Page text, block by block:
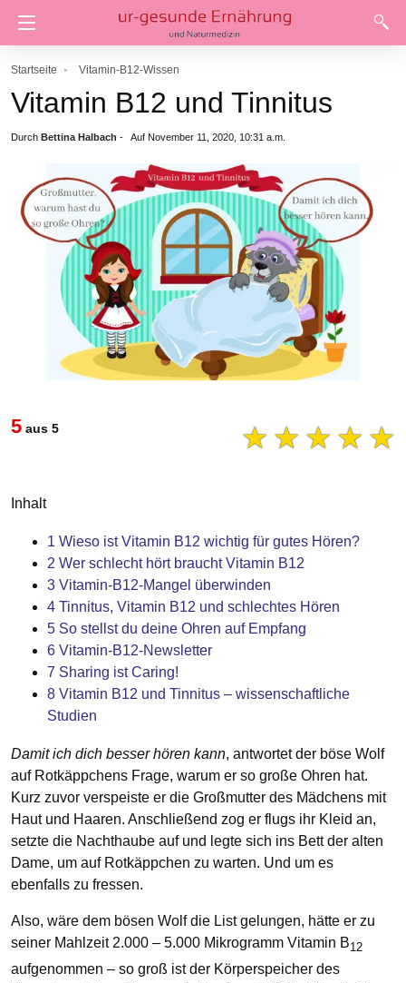
Startseite Vitamin-B12-Wissen
Vitamin B12 und Tinnitus
Durch Bettina Halbach - Auf November 11, 2020, 10:31 a.m.
☆ ☆ ☆ ☆ ☆
5 aus 5
Inhalt
1 Wieso ist Vitamin B12 wichtig für gutes Hören?
2 Wer schlecht hört braucht Vitamin B12
3 Vitamin-B12-Mangel überwinden
4 Tinnitus, Vitamin B12 und schlechtes Hören
5 So stellst du deine Ohren auf Empfang
6 Vitamin-B12-Newsletter
7 Sharing ist Caring!
8 Vitamin B12 und Tinnitus – wissenschaftliche
Studien
Damit ich dich besser hören kann, antwortet der böse Wolf
auf Rotkäppchens Frage, warum er so große Ohren hat.
Kurz zuvor verspeiste er die Großmutter des Mädchens mit
Haut und Haaren. Anschließend zog er flugs ihr Kleid an,
setzte die Nachthaube auf und legte sich ins Bett der alten
Dame, um auf Rotkäppchen zu warten. Und um es
ebenfalls zu fressen.
Also, wäre dem bösen Wolf die List gelungen, hätte er zu
seiner Mahlzeit 2.000 – 5.000 Mikrogramm Vitamin B12
aufgenommen – so groß ist der Körperspeicher des